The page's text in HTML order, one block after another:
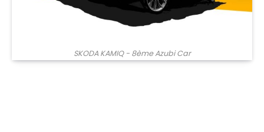
SKODA KAMIQ - 8ème Azubi Car